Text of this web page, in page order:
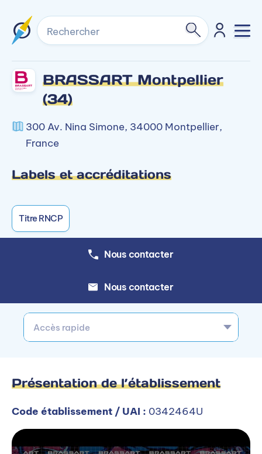
Rechercher
BRASSART Montpellier
(34)
300 Av. Nina Simone, 34000 Montpellier,
France
Labels et accréditations
Titre RNCP
Nous contacter
Nous contacter
Accès rapide
Présentation de l’établissement
Code établissement / UAI : 0342464U